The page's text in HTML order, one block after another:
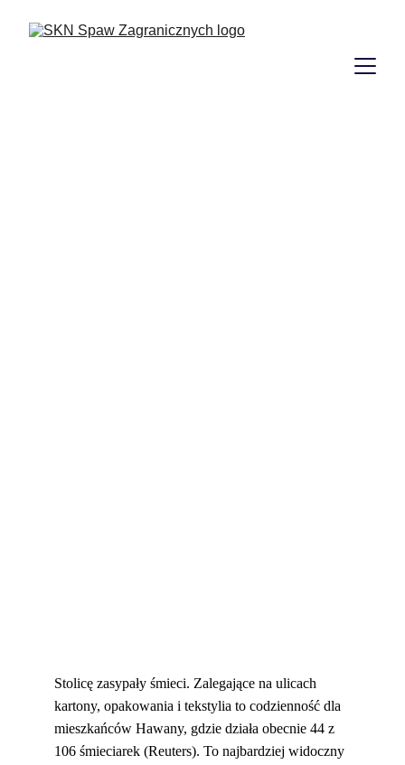
Stolicę zasypały śmieci. Zalegające na ulicach
kartony, opakowania i tekstylia to codzienność dla
mieszkańców Hawany, gdzie działa obecnie 44 z
106 śmieciarek (Reuters). To najbardziej widoczny